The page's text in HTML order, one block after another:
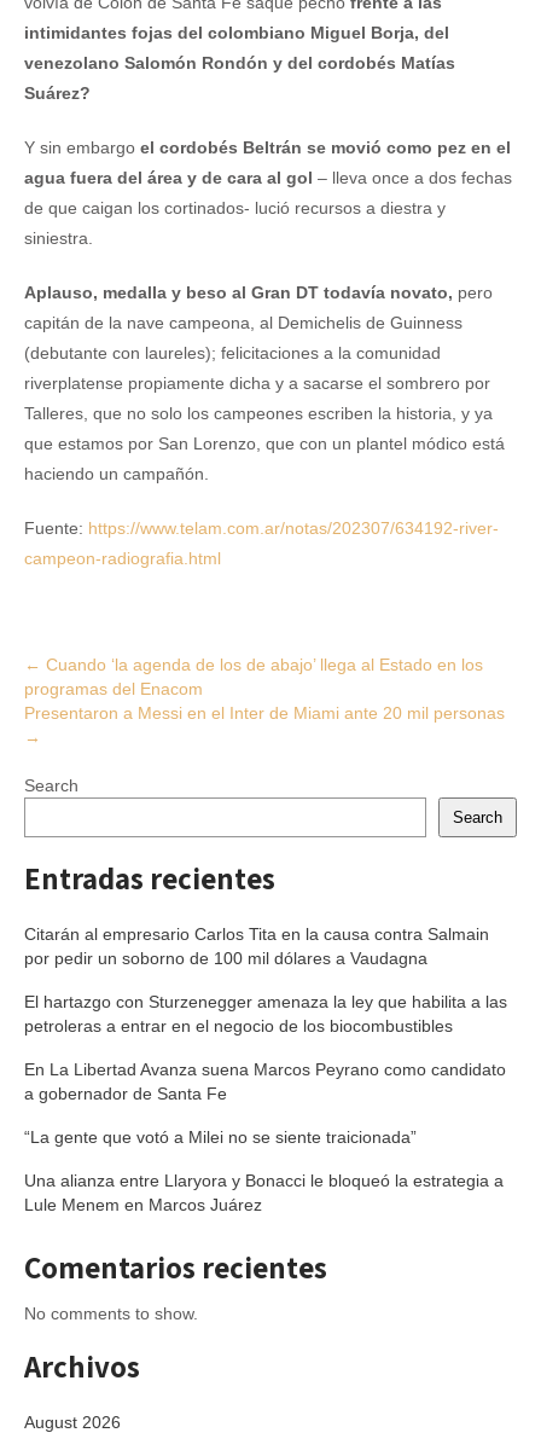
intimidantes fojas del colombiano Miguel Borja, del
venezolano Salomón Rondón y del cordobés Matías
Suárez?
Y sin embargo el cordobés Beltrán se movió como pez en el
agua fuera del área y de cara al gol – lleva once a dos fechas
de que caigan los cortinados- lució recursos a diestra y
siniestra.
Aplauso, medalla y beso al Gran DT todavía novato, pero
capitán de la nave campeona, al Demichelis de Guinness
(debutante con laureles); felicitaciones a la comunidad
riverplatense propiamente dicha y a sacarse el sombrero por
Talleres, que no solo los campeones escriben la historia, y ya
que estamos por San Lorenzo, que con un plantel módico está
haciendo un campañón.
Fuente: https://www.telam.com.ar/notas/202307/634192-river-
campeon-radiografia.html
Post
navigation
← Cuando ‘la agenda de los de abajo’ llega al Estado en los
programas del Enacom
Presentaron a Messi en el Inter de Miami ante 20 mil personas
→
Search
Search
Entradas recientes
Citarán al empresario Carlos Tita en la causa contra Salmain
por pedir un soborno de 100 mil dólares a Vaudagna
El hartazgo con Sturzenegger amenaza la ley que habilita a las
petroleras a entrar en el negocio de los biocombustibles
En La Libertad Avanza suena Marcos Peyrano como candidato
a gobernador de Santa Fe
“La gente que votó a Milei no se siente traicionada”
Una alianza entre Llaryora y Bonacci le bloqueó la estrategia a
Lule Menem en Marcos Juárez
Comentarios recientes
No comments to show.
Archivos
August 2026